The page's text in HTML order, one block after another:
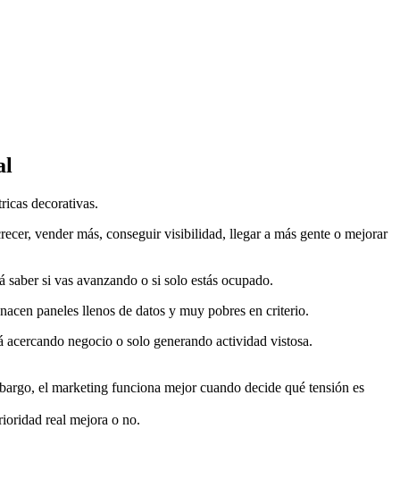
decorativas.
vender más, conseguir visibilidad, llegar a más gente o mejorar
si vas avanzando o si solo estás ocupado.
paneles llenos de datos y muy pobres en criterio.
negocio o solo generando actividad vistosa.
el marketing funciona mejor cuando decide qué tensión es
real mejora o no.